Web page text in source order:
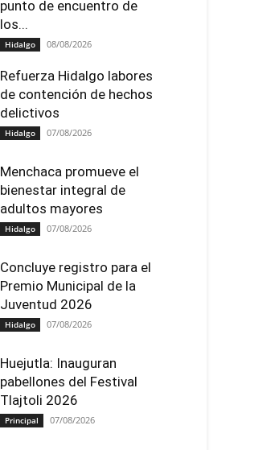
punto de encuentro de
los...
Hidalgo 08/08/2026
Refuerza Hidalgo labores
de contención de hechos
delictivos
Hidalgo 07/08/2026
Menchaca promueve el
bienestar integral de
adultos mayores
Hidalgo 07/08/2026
Concluye registro para el
Premio Municipal de la
Juventud 2026
Hidalgo 07/08/2026
Huejutla: Inauguran
pabellones del Festival
Tlajtoli 2026
Principal 07/08/2026